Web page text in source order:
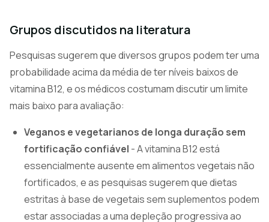
Grupos discutidos na literatura
Pesquisas sugerem que diversos grupos podem ter uma
probabilidade acima da média de ter níveis baixos de
vitamina B12, e os médicos costumam discutir um limite
mais baixo para avaliação:
Veganos e vegetarianos de longa duração sem
fortificação confiável - A vitamina B12 está
essencialmente ausente em alimentos vegetais não
fortificados, e as pesquisas sugerem que dietas
estritas à base de vegetais sem suplementos podem
estar associadas a uma depleção progressiva ao